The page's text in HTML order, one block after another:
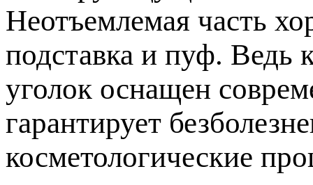
Неотъемлемая часть
подставка и пуф. Ведь
уголок оснащен
гарантирует
косметологические